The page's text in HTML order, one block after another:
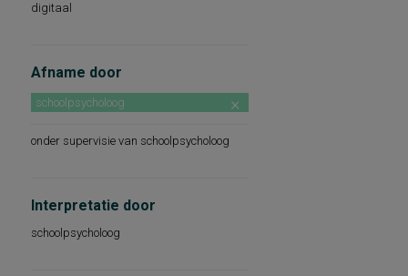
digitaal
Afname door
schoolpsycholoog
onder supervisie van schoolpsycholoog
Interpretatie door
schoolpsycholoog